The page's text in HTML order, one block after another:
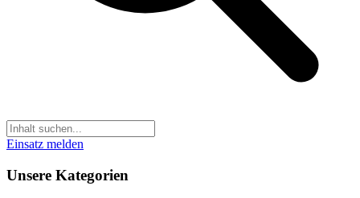
Einsatz melden
Unsere Kategorien